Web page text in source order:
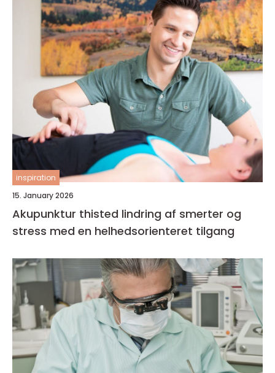
inspiration
15. January 2026
Akupunktur thisted lindring af smerter og
stress med en helhedsorienteret tilgang